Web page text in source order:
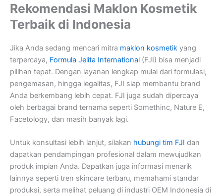
Rekomendasi Maklon Kosmetik
Terbaik di Indonesia
Jika Anda sedang mencari mitra maklon kosmetik yang
terpercaya, Formula Jelita International (FJI) bisa menjadi
pilihan tepat. Dengan layanan lengkap mulai dari formulasi,
pengemasan, hingga legalitas, FJI siap membantu brand
Anda berkembang lebih cepat. FJI juga sudah dipercaya
oleh berbagai brand ternama seperti Somethinc, Nature E,
Facetology, dan masih banyak lagi.
Untuk konsultasi lebih lanjut, silakan hubungi tim FJI dan
dapatkan pendampingan profesional dalam mewujudkan
produk impian Anda. Dapatkan juga informasi menarik
lainnya seperti tren skincare terbaru, memahami standar
produksi, serta melihat peluang di industri OEM Indonesia di